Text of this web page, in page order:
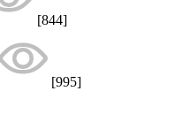
[844]
[995]